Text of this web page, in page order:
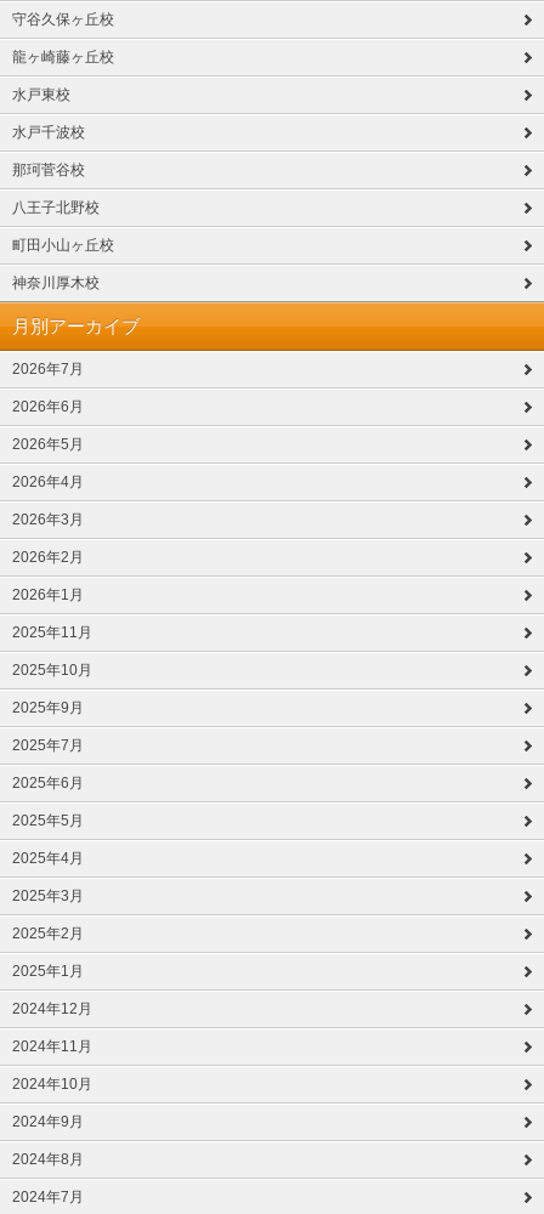
守谷久保ヶ丘校
龍ヶ崎藤ヶ丘校
水戸東校
水戸千波校
那珂菅谷校
八王子北野校
町田小山ヶ丘校
神奈川厚木校
月別アーカイブ
2026年7月
2026年6月
2026年5月
2026年4月
2026年3月
2026年2月
2026年1月
2025年11月
2025年10月
2025年9月
2025年7月
2025年6月
2025年5月
2025年4月
2025年3月
2025年2月
2025年1月
2024年12月
2024年11月
2024年10月
2024年9月
2024年8月
2024年7月